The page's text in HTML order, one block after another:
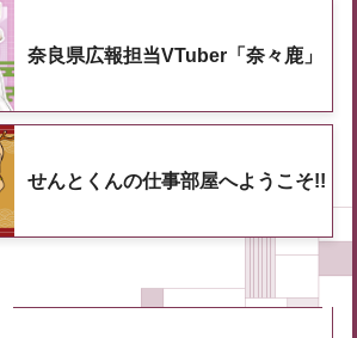
奈良県広報担当VTuber「奈々鹿」
せんとくんの仕事部屋へようこそ!!